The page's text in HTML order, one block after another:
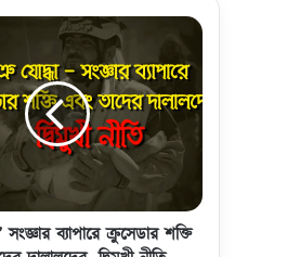
ব্যাপারে ক্রুসেডার শক্তি